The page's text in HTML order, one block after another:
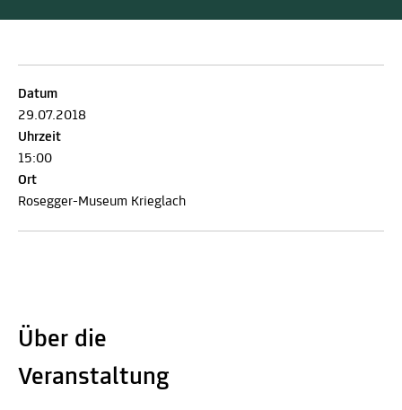
Datum
29.07.2018
Uhrzeit
15:00
Ort
Rosegger-Museum Krieglach
Über die
Veranstaltung